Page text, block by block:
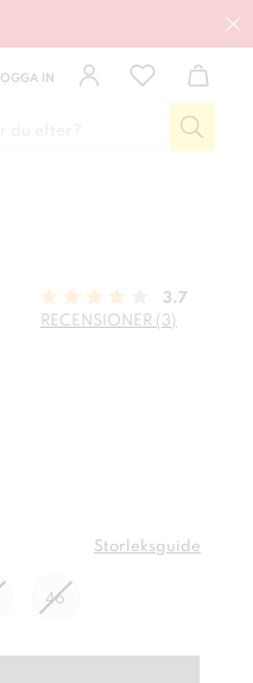
IN
3.7
RECENSIONER (3)
Storleksguide
46